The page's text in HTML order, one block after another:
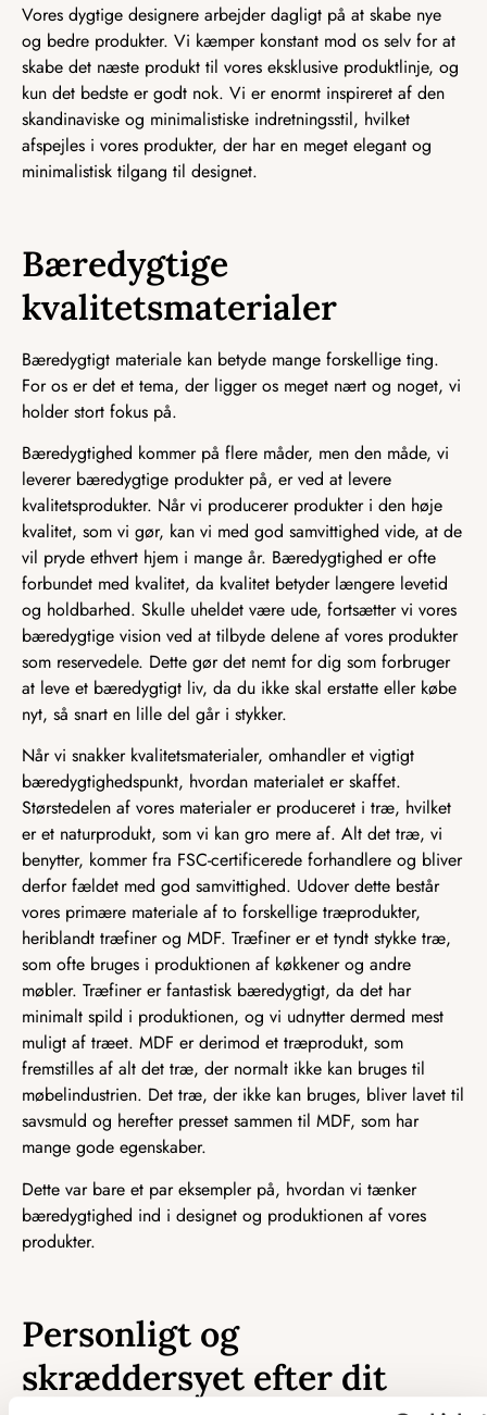
Vores dygtige designere arbejder dagligt på at skabe nye
og bedre produkter. Vi kæmper konstant mod os selv for at
skabe det næste produkt til vores eksklusive produktlinje, og
kun det bedste er godt nok. Vi er enormt inspireret af den
skandinaviske og minimalistiske indretningsstil, hvilket
afspejles i vores produkter, der har en meget elegant og
minimalistisk tilgang til designet.
Bæredygtige
kvalitetsmaterialer
Bæredygtigt materiale kan betyde mange forskellige ting.
For os er det et tema, der ligger os meget nært og noget, vi
holder stort fokus på.
Bæredygtighed kommer på flere måder, men den måde, vi
leverer bæredygtige produkter på, er ved at levere
kvalitetsprodukter. Når vi producerer produkter i den høje
kvalitet, som vi gør, kan vi med god samvittighed vide, at de
vil pryde ethvert hjem i mange år. Bæredygtighed er ofte
forbundet med kvalitet, da kvalitet betyder længere levetid
og holdbarhed. Skulle uheldet være ude, fortsætter vi vores
bæredygtige vision ved at tilbyde delene af vores produkter
som reservedele. Dette gør det nemt for dig som forbruger
at leve et bæredygtigt liv, da du ikke skal erstatte eller købe
nyt, så snart en lille del går i stykker.
Når vi snakker kvalitetsmaterialer, omhandler et vigtigt
bæredygtighedspunkt, hvordan materialet er skaffet.
Størstedelen af vores materialer er produceret i træ, hvilket
er et naturprodukt, som vi kan gro mere af. Alt det træ, vi
benytter, kommer fra FSC-certificerede forhandlere og bliver
derfor fældet med god samvittighed. Udover dette består
vores primære materiale af to forskellige træprodukter,
heriblandt træfiner og MDF. Træfiner er et tyndt stykke træ,
som ofte bruges i produktionen af køkkener og andre
møbler. Træfiner er fantastisk bæredygtigt, da det har
minimalt spild i produktionen, og vi udnytter dermed mest
muligt af træet. MDF er derimod et træprodukt, som
fremstilles af alt det træ, der normalt ikke kan bruges til
møbelindustrien. Det træ, der ikke kan bruges, bliver lavet til
savsmuld og herefter presset sammen til MDF, som har
mange gode egenskaber.
Dette var bare et par eksempler på, hvordan vi tænker
bæredygtighed ind i designet og produktionen af vores
produkter.
Personligt og
skræddersyet efter dit